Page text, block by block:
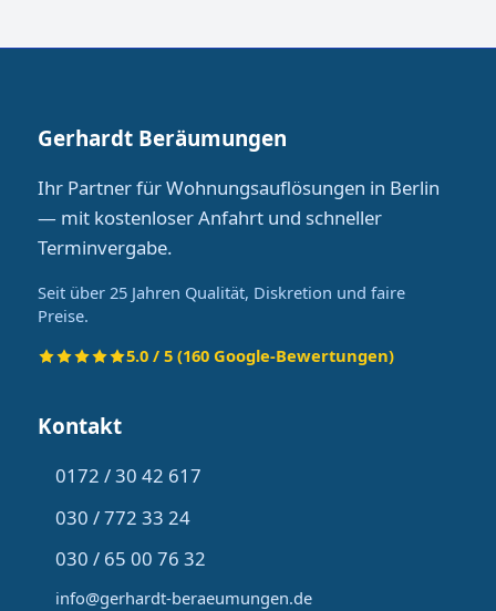
Gerhardt Beräumungen
Ihr Partner für Wohnungsauflösungen in Berlin
— mit kostenloser Anfahrt und schneller
Terminvergabe.
Seit über 25 Jahren Qualität, Diskretion und faire
Preise.
5.0 / 5 (160 Google-Bewertungen)
Kontakt
0172 / 30 42 617
030 / 772 33 24
030 / 65 00 76 32
info@gerhardt-beraeumungen.de